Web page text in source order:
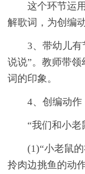
这个环节运
解歌词，为创编
3、带幼儿
说说”。教师带
词的印象。
4、创编动作
“我们和小老
(1)“小老鼠
拎肉边挑鱼的动作